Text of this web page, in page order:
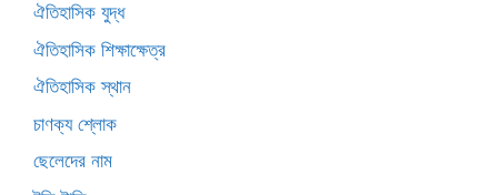
ঐতিহাসিক যুদ্ধ
ঐতিহাসিক শিক্ষাক্ষেত্র
ঐতিহাসিক স্থান
চাণক্য শ্লোক
ছেলেদের নাম